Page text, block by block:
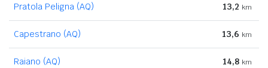
Pratola Peligna (AQ) 13,2 km
Capestrano (AQ) 13,6 km
Raiano (AQ) 14,8 km